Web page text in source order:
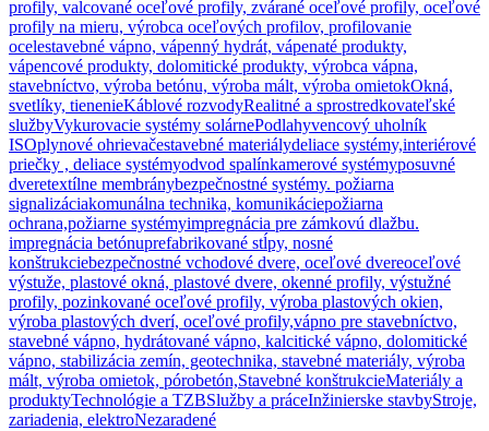
profily, valcované oceľové profily, zvárané oceľové profily, oceľové
profily na mieru, výrobca oceľových profilov, profilovanie
ocelestavebné vápno, vápenný hydrát, vápenaté produkty,
vápencové produkty, dolomitické produkty, výrobca vápna,
stavebníctvo, výroba betónu, výroba mált, výroba omietokOkná,
svetlíky, tienenieKáblové rozvodyRealitné a sprostredkovateľské
službyVykurovacie systémy solárnePodlahyvencový uholník
ISOplynové ohrievačestavebné materiálydeliace systémy,interiérové
priečky , deliace systémyodvod spalínkamerové systémyposuvné
dveretextílne membránybezpečnostné systémy. požiarna
signalizáciakomunálna technika, komunikáciepožiarna
ochrana,požiarne systémyimpregnácia pre zámkovú dlažbu.
impregnácia betónuprefabrikované stĺpy, nosné
konštrukciebezpečnostné vchodové dvere, oceľové dvereoceľové
výstuže, plastové okná, plastové dvere, okenné profily, výstužné
profily, pozinkované oceľové profily, výroba plastových okien,
výroba plastových dverí, oceľové profily,vápno pre stavebníctvo,
stavebné vápno, hydrátované vápno, kalcitické vápno, dolomitické
vápno, stabilizácia zemín, geotechnika, stavebné materiály, výroba
mált, výroba omietok, pórobetón,Stavebné konštrukcieMateriály a
produktyTechnológie a TZBSlužby a práceInžinierske stavbyStroje,
zariadenia, elektroNezaradené